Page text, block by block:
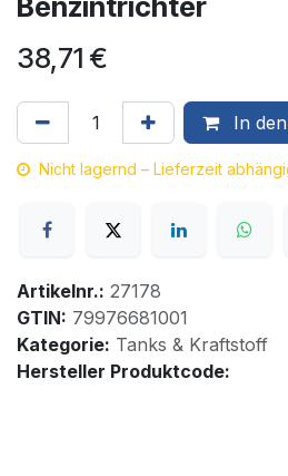
Benzintrichter
38,71 €
In
Nicht lagernd – Lieferzeit
Artikelnr.: 27178
GTIN: 79976681001
Kategorie: Tanks & Kraftstoff
Hersteller Produktcode: